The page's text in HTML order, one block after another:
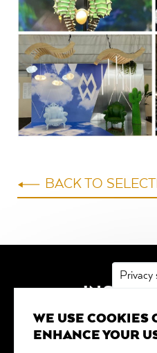
BACK TO
*obligatoire
Adresse email*
Privacy
WE USE COOKIES
ENHANCE YOUR